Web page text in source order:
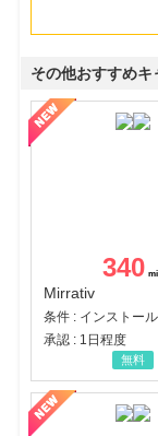
その他おすすめキ
340
Mirrativ
承認 : 1日程度
無料